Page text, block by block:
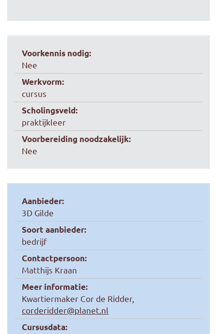
Voorkennis nodig:
Nee
Werkvorm:
cursus
Scholingsveld:
praktijkleer
Voorbereiding noodzakelijk:
Nee
Aanbieder:
3D Gilde
Soort aanbieder:
bedrijf
Contactpersoon:
Matthijs Kraan
Meer informatie:
Kwartiermaker Cor de Ridder,
corderidder@planet.nl
Cursusdata: